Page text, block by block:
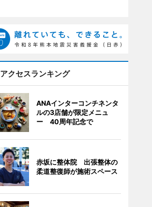
アクセスランキング
ANAインターコンチネンタ
ルの3店舗が限定メニュ
ー 40周年記念で
赤坂に整体院 出張整体の
柔道整復師が施術スペース